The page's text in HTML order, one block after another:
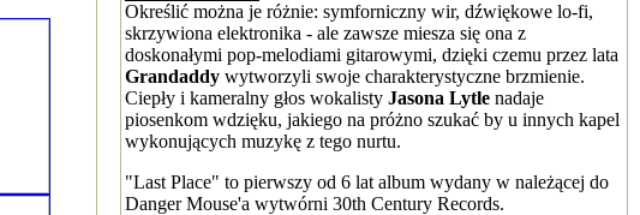
Określić można je różnie: symforniczny wir, dźwiękowe lo-fi,
skrzywiona elektronika - ale zawsze miesza się ona z
doskonałymi pop-melodiami gitarowymi, dzięki czemu przez lata
Grandaddywytworzyli swoje charakterystyczne brzmienie.
Ciepły i kameralny głos wokalisty Jasona Lytlenadaje
piosenkom wdzięku, jakiego na próżno szukać by u innych kapel
wykonujących muzykę z tego nurtu.
"Last Place" to pierwszy od 6 lat album wydany w należącej do
Danger Mouse'a wytwórni 30th Century Records.